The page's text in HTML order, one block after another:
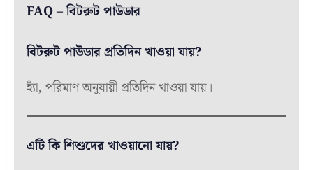
FAQ – বিটরুট পাউডার
বিটরুট পাউডার প্রতিদিন খাওয়া যায়?
হ্যাঁ, পরিমাণ অনুযায়ী প্রতিদিন খাওয়া যায়।
এটি কি শিশুদের খাওয়ানো যায়?